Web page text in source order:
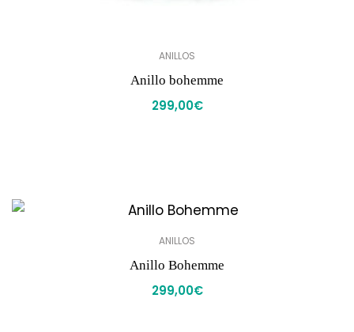
ANILLOS
Anillo bohemme
299,00€
ANILLOS
Anillo Bohemme
299,00€